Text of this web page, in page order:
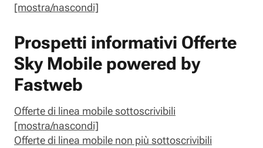
[mostra/nascondi]
Prospetti informativi Offerte
Sky Mobile powered by
Fastweb
Offerte di linea mobile sottoscrivibili
[mostra/nascondi]
Offerte di linea mobile non più sottoscrivibili